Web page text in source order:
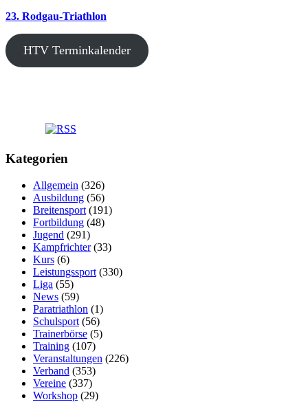
23. Rodgau-Triathlon
HTV Terminkalender
Kategorien
Allgemein (326)
Ausbildung (56)
Breitensport (191)
Fortbildung (48)
Jugend (291)
Kampfrichter(33)
Kurs (6)
Leistungssport (330)
Liga (55)
News (59)
Paratriathlon (1)
Schulsport (56)
Trainerbörse (5)
Training (107)
Veranstaltungen (226)
Verband (353)
Vereine (337)
Workshop (29)